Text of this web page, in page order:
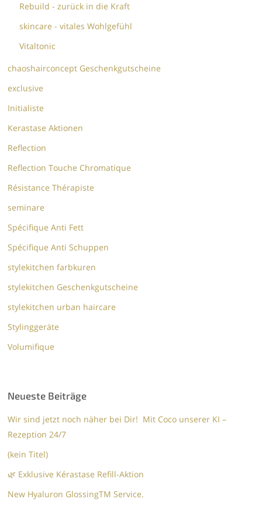
Rebuild - zurück in die Kraft
skincare - vitales Wohlgefühl
Vitaltonic
chaoshairconcept Geschenkgutscheine
exclusive
Initialiste
Kerastase Aktionen
Reflection
Reflection Touche Chromatique
Résistance Thérapiste
seminare
Spécifique Anti Fett
Spécifique Anti Schuppen
stylekitchen farbkuren
stylekitchen Geschenkgutscheine
stylekitchen urban haircare
Stylinggeräte
Volumifique
Neueste Beiträge
Wir sind jetzt noch näher bei Dir! Mit Coco unserer KI –
Rezeption 24/7
(kein Titel)
🌿 Exklusive Kérastase Refill-Aktion
New Hyaluron GlossingTM​ Service.​